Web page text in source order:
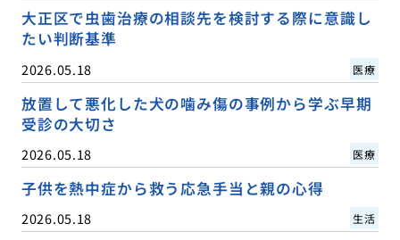
大正区で虫歯治療の相談先を検討する際に意識し
たい判断基準
2026.05.18 医療
放置して悪化した犬の噛み傷の事例から学ぶ早期
受診の大切さ
2026.05.18 医療
子供を熱中症から救う応急手当と親の心得
2026.05.18 生活